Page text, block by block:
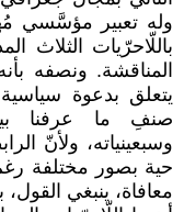
وله تعبير مؤسَّسي
باللّاحرّيات الثلاث
المناقشة. ونصفه
يتعلق بدعوة
صنفِ ما عرفنا
وسبعينياته، ولأنّ
حية بصور مختلفة
معافاة، ينبغي